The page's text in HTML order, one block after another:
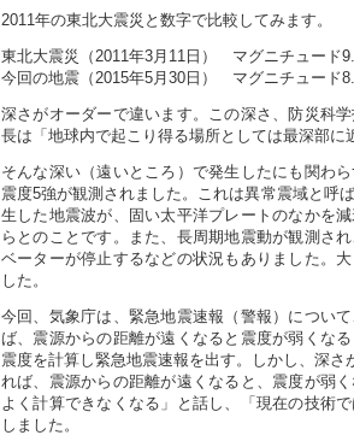
2011年の東北大震災と数字で比較してみます。
東北大震災（2011年3月11日） マグニチュー
今回の地震（2015年5月30日） マグニチュー
深さがオーダーで違います。この深さ、防災科
長は「地球内で起こり得る場所としては最深部に
そんな深い（遠いところ）で発生したにも関わ
震度5強が観測されました。これは異常震域と呼
生した地震波が、固い太平洋プレートのなかを
らとのことです。また、長周期地震動が観測さ
ベーターが停止するなどの状況もありました。
した。
今回、気象庁は、緊急地震速報（警報）につい
ば、震源からの距離が遠くなると震度が弱くな
震度を計算し緊急地震速報を出す。しかし、深さ
れば、震源からの距離が遠くなると、震度が弱
よく計算できなくなる」と話し、「現在の技術
しました。